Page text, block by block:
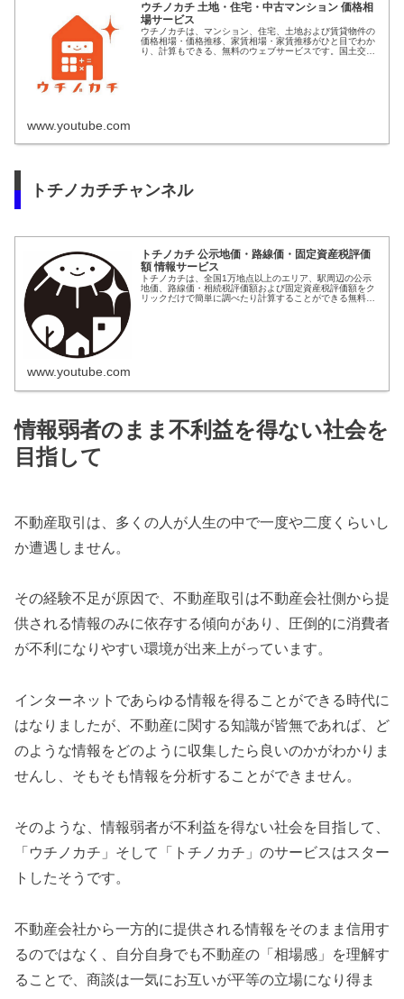
ウチノカチ 土地・住宅・中古マンション 価格相
場サービス
ウチノカチは、マンション、住宅、土地および賃貸物件の
価格相場・価格推移、家賃相場・家賃推移がひと目でわか
り、計算もできる、無料のウェブサービスです。国土交通
www.youtube.com
トチノカチチャンネル
トチノカチ 公示地価・路線価・固定資産税評価
額 情報サービス
トチノカチは、全国1万地点以上のエリア、駅周辺の公示
地価、路線価・相続税評価額および固定資産税評価額をク
リックだけで簡単に調べたり計算することができる無料の
www.youtube.com
情報弱者のまま不利益を得ない社会を
目指して
不動産取引は、多くの人が人生の中で一度や二度くらいし
か遭遇しません。
その経験不足が原因で、不動産取引は不動産会社側から提
供される情報のみに依存する傾向があり、圧倒的に消費者
が不利になりやすい環境が出来上がっています。
インターネットであらゆる情報を得ることができる時代に
はなりましたが、不動産に関する知識が皆無であれば、ど
のような情報をどのように収集したら良いのかがわかりま
せんし、そもそも情報を分析することができません。
そのような、情報弱者が不利益を得ない社会を目指して、
「ウチノカチ」そして「トチノカチ」のサービスはスター
トしたそうです。
不動産会社から一方的に提供される情報をそのまま信用す
るのではなく、自分自身でも不動産の「相場感」を理解す
ることで、商談は一気にお互いが平等の立場になり得ま